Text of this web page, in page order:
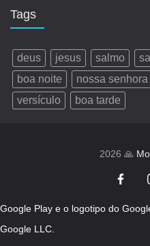
Tags
deus jesus salmo
boa noite
nossa senhora
versículo
boa tarde
2026 🙏
Google Play e o logotipo do
Google LLC.